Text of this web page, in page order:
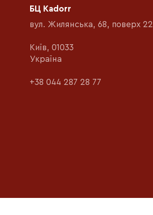
БЦ Kadorr
вул. Жилянська, 68, поверх 22
Київ, 01033
Україна
+38 044 287 28 77